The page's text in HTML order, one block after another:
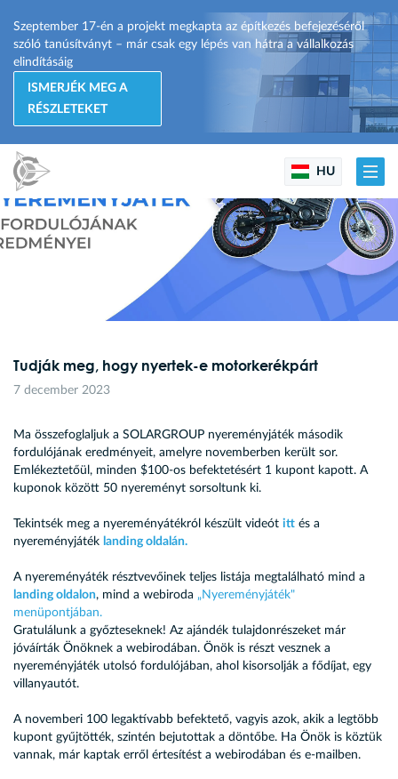
Szeptember 17-én a projekt megkapta az építkezés befejezéséről
szóló tanúsítványt – már csak egy lépés van hátra a vállalkozás
elindításáig
ISMERJÉK MEG A
RÉSZLETEKET
HU
Tudják meg, hogy nyertek-e motorkerékpárt
7 december 2023
Ma összefoglaljuk a SOLARGROUP nyereményjáték második
fordulójának eredményeit, amelyre novemberben került sor.
Emlékeztetőül, minden $100-os befektetésért 1 kupont kapott. A
kuponok között 50 nyereményt sorsoltunk ki.
Tekintsék meg a nyereményátékról készült videót itt és a
nyereményjáték landing oldalán.
A nyereményáték résztvevőinek teljes listája megtalálható mind a
landing oldalon, mind a webiroda „Nyereményjáték"
menüpontjában.
Gratulálunk a győzteseknek! Az ajándék tulajdonrészeket már
jóváírták Önöknek a webirodában. Önök is részt vesznek a
nyereményjáték utolsó fordulójában, ahol kisorsolják a fődíjat, egy
villanyautót.
A novemberi 100 legaktívabb befektető, vagyis azok, akik a legtöbb
kupont gyűjtötték, szintén bejutottak a döntőbe. Ha Önök is köztük
vannak, már kaptak erről értesítést a webirodában és e-mailben.